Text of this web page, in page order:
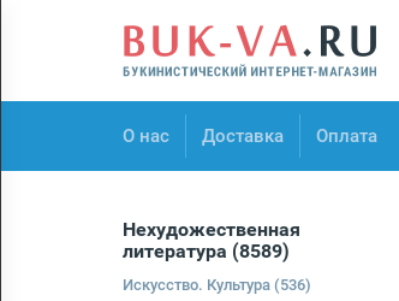
О нас Доставка Оплата
О нас
Нехудожественная
литература (8589)
Искусство. Культура (536)